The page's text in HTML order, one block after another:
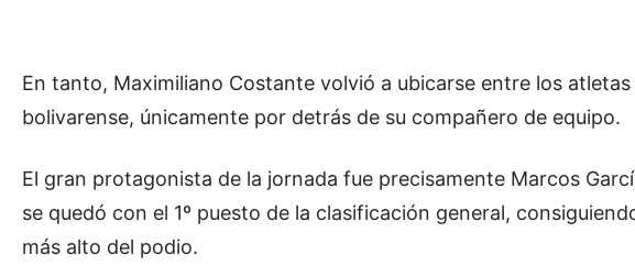
En tanto, Maximiliano Costante volvió a ubicarse entre los
bolivarense, únicamente por detrás de su compañero de equipo.
El gran protagonista de la jornada fue precisamente Marcos
se quedó con el 1º puesto de la clasificación general,
más alto del podio.